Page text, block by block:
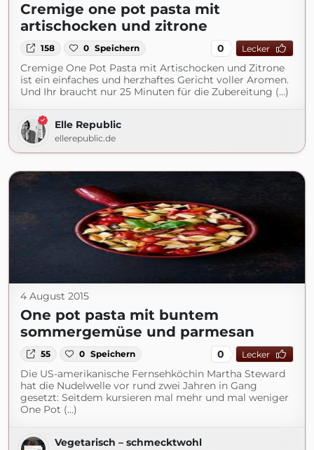
Cremige one pot pasta mit
artischocken und zitrone
158 0 Speichern 0 Lecker
Cremige One Pot Pasta mit Artischocken und Zitrone
ist ein einfaches und herzhaftes Gericht voller Aromen.
Und Ihr braucht nur 25 Minuten für die Zubereitung (...)
Elle Republic
ellerepublic.de
4 August 2015
One pot pasta mit buntem
sommergemüse und parmesan
55 0 Speichern 0 Lecker
Die US-amerikanische Fernsehköchin Martha Steward
hat die Nudelwelle vor rund zwei Jahren in Gang
gesetzt: Seitdem kursieren mal mehr und mal weniger
One Pot (...)
Vegetarisch – schmecktwohl